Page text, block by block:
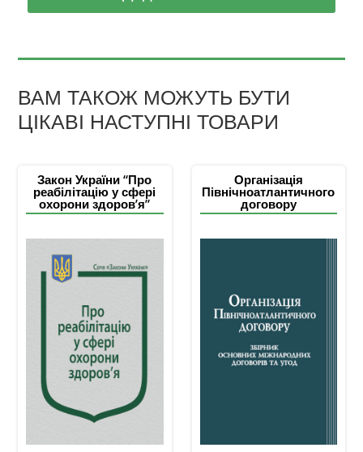
ВАМ ТАКОЖ МОЖУТЬ БУТИ
ЦІКАВІ НАСТУПНІ ТОВАРИ
Закон України “Про
реабілітацію у сфері
охорони здоров’я”
Організація
Північноатлантичного
договору